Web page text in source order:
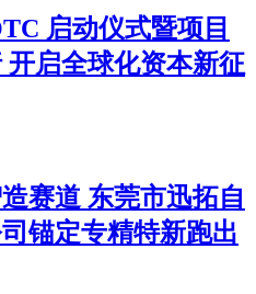
启动仪式暨项目
启全球化资本新征
赛道 东莞市迅拓自
锚定专精特新跑出